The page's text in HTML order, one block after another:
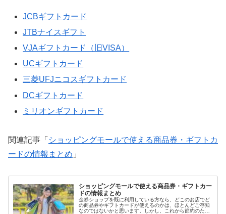
JCBギフトカード
JTBナイスギフト
VJAギフトカード（旧VISA）
UCギフトカード
三菱UFJニコスギフトカード
DCギフトカード
ミリオンギフトカード
関連記事「 ショッピングモールで使える商品券・ギフトカ
ードの情報まとめ 」
ショッピングモールで使える商品券・ギフトカー
ドの情報まとめ
金券ショップを既に利用している方なら、どこのお店でど
の商品券やギフトカードが使えるのかは、ほとんどご存知
なのではないかと思います。しかし、これから節約のため